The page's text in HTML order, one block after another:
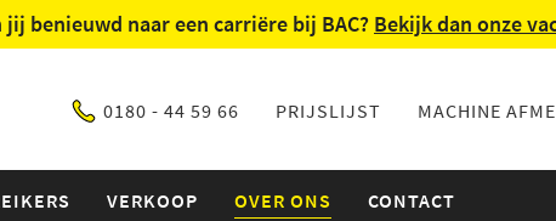
jij benieuwd naar een carriëre bij BAC? Bekijk dan onze
0180 - 44 59 66 PRIJSLIJST MACHINE
VERKOOP OVER ONS CONTACT